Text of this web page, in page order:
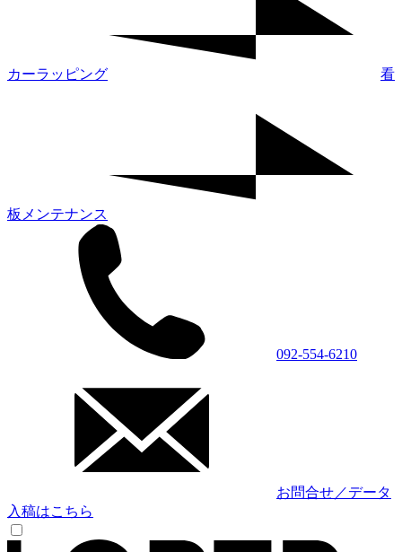
カーラッピング 看
板メンテナンス
092-554-6210
お問合せ／データ
入稿はこちら